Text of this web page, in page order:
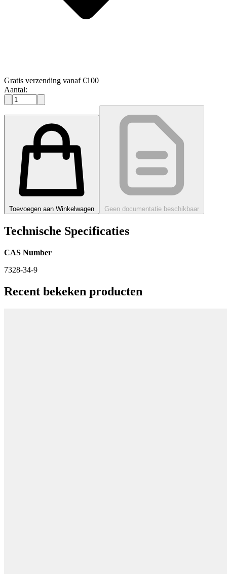
Gratis verzending vanaf €100
Aantal:
Toevoegen aan Winkelwagen Geen documentatie beschikbaar
Technische Specificaties
CAS Number
7328-34-9
Recent bekeken producten